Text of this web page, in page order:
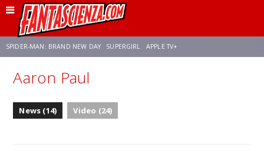
SPIDER-MAN: BRAND NEW DAY SUPERGIRL APPLE TV+
FRANCO RICCIARDIELLO ZENDAYA
Aaron Paul
News (14) Video (24)